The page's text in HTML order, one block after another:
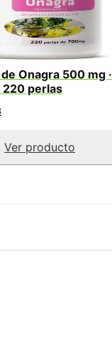
Onagra 500 mg ·
220 perlas
Ver producto